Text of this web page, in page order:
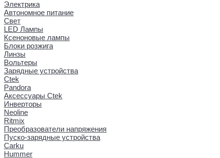
Электрика
Автономное питание
Свет
LED Лампы
Ксеноновые лампы
Блоки розжига
Линзы
Вольтеры
Зарядные устройства
Ctek
Pandora
Аксессуары Ctek
Инверторы
Neoline
Ritmix
Преобразователи напряжения
Пуско-зарядные устройства
Carku
Hummer